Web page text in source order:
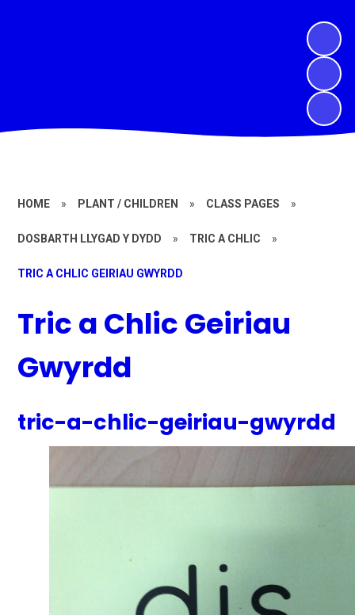
HOME » PLANT / CHILDREN » CLASS PAGES »
DOSBARTH LLYGAD Y DYDD » TRIC A CHLIC »
TRIC A CHLIC GEIRIAU GWYRDD
Tric a Chlic Geiriau
Gwyrdd
tric-a-chlic-geiriau-gwyrdd